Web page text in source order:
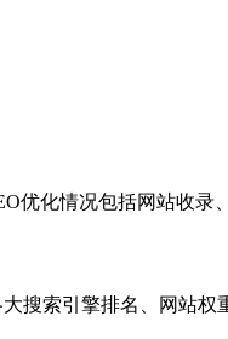
优化情况包括网站收录
搜索引擎排名、网站权